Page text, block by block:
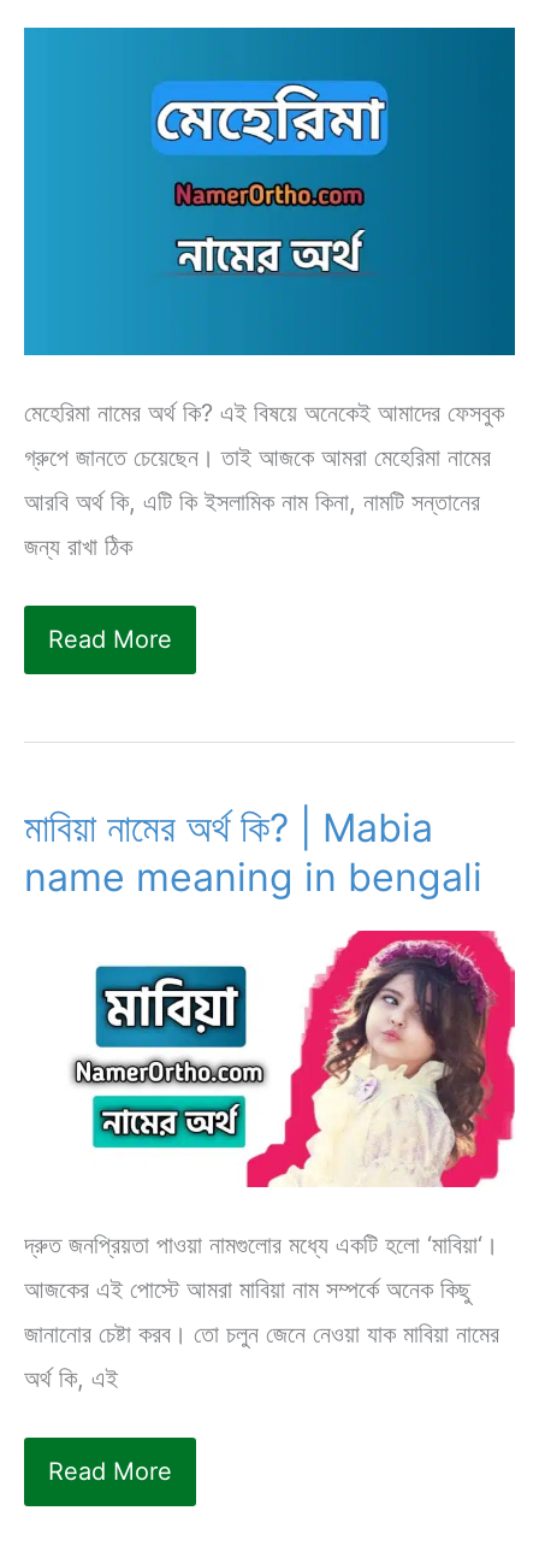
মেহেরিমা নামের অর্থ কি? এই বিষয়ে অনেকেই আমাদের ফেসবুক
গ্রুপে জানতে চেয়েছেন। তাই আজকে আমরা মেহেরিমা নামের
আরবি অর্থ কি, এটি কি ইসলামিক নাম কিনা, নামটি সন্তানের
জন্য রাখা ঠিক
মেহেরিমা
নামের
|
ইসলামিক
Read More
মাবিয়া নামের অর্থ কি? | Mabia
name meaning in bengali
দ্রুত জনপ্রিয়তা পাওয়া নামগুলোর মধ্যে একটি হলো ‘মাবিয়া‘।
আজকের এই পোস্টে আমরা মাবিয়া নাম সম্পর্কে অনেক কিছু
জানানোর চেষ্টা করব। তো চলুন জেনে নেওয়া যাক মাবিয়া নামের
অর্থ কি, এই
মাবিয়া
নামের
Read More